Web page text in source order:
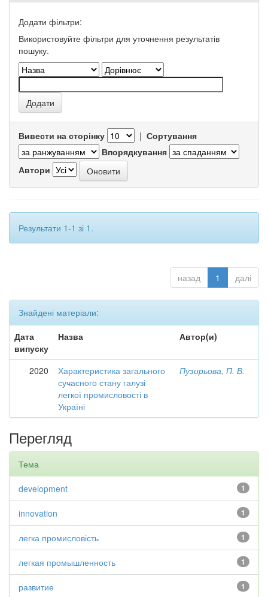
Додати фільтри:
Використовуйте фільтри для уточнення результатів
пошуку.
Вивести на сторінку | Сортування
Впорядкування
Автори
Результати 1-1 зі 1.
назад 1 далі
Знайдені матеріали:
Дата
випуску
Назва Автор(и)
2020
Характеристика загального
сучасного стану галузі
легкої промисловості в
Україні
Пузирьова, П. В.
Перегляд
Тема
1
development
1
innovation
1
легка промисловість
1
легкая промышленность
1
развитие